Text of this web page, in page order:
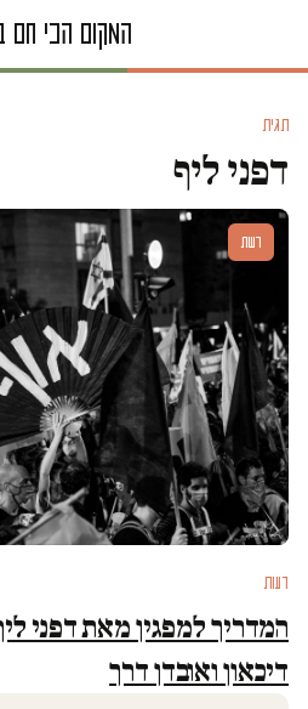
תגית
דפני ליף
דעות
דעות
המדריך למפגין מאת דפני
דיכאון ואובדן דרך